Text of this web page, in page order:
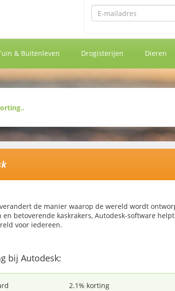
Emailadres
& Buitenleven Drogisterijen Dieren
de manier waarop de wereld wordt
en betoverende kaskrakers, Autodesk-software
voor iedereen.
bij Autodesk:
2.1% korting